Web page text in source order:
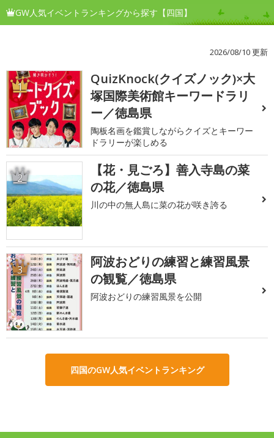
GW人気イベントランキングから探す【四国】
2026/08/10 更新
1
QuizKnock(クイズノック)×大
塚国際美術館キーワードラリ
ー／徳島県
陶板名画を鑑賞しながらクイズとキーワー
ドラリーが楽しめる
2
【花・見ごろ】善入寺島の菜
の花／徳島県
川の中の無人島に菜の花が咲き誇る
3
阿波おどりの練習と練習風景
の観覧／徳島県
阿波おどりの練習風景を公開
四国のGW人気イベントランキング